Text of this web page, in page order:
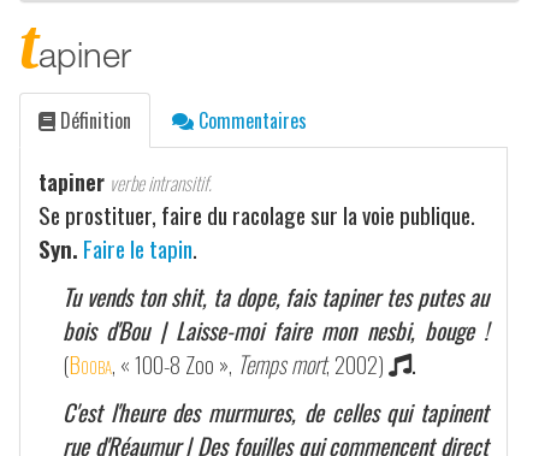
tapiner
Définition Commentaires
tapiner verbe intransitif.
Se prostituer, faire du racolage sur la voie publique.
Syn. Faire le tapin.
Tu vends ton shit, ta dope, fais tapiner tes putes au
bois d'Bou | Laisse-moi faire mon nesbi, bouge !
(Booba, « 100-8 Zoo », Temps mort, 2002)
.
C'est l'heure des murmures, de celles qui tapinent
rue d'Réaumur | Des fouilles qui commencent direct